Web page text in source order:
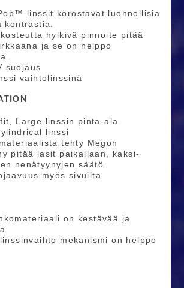
linssit korostavat luonnollisia
kontrastia.
hylkivä pinnoite pitää
ja se on helppo
suojaus
vaihtolinssinä
Large linssin pinta-ala
linssi
tehty Megon
pitää lasit paikallaan, kaksi-
nenätyynyjen säätö.
myös sivuilta
on kestävää ja
mekanismi on helppo